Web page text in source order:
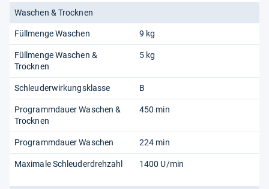
Waschen & Trocknen
Füllmenge Waschen 9 kg
Füllmenge Waschen &
Trocknen
5 kg
Schleuderwirkungsklasse B
Programmdauer Waschen &
Trocknen
450 min
Programmdauer Waschen 224 min
Maximale Schleuderdrehzahl 1400 U/min